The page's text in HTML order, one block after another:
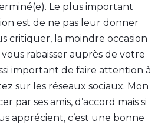
Le plus important
est de ne pas leur donner
critiquer, la moindre occasion
rabaisser auprès de votre
important de faire attention à
sur les réseaux sociaux. Mon
par ses amis, d’accord mais si
apprécient, c’est une bonne